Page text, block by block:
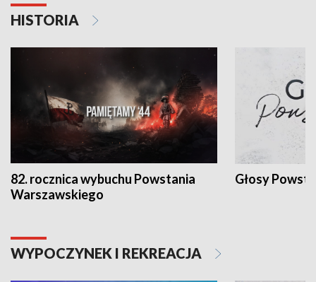
HISTORIA
82. rocznica wybuchu Powstania
Warszawskiego
Głosy
WYPOCZYNEK I REKREACJA